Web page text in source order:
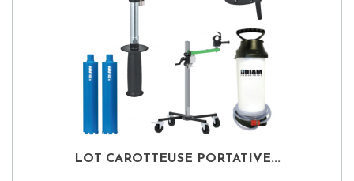
LOT CAROTTEUSE PORTATIVE...